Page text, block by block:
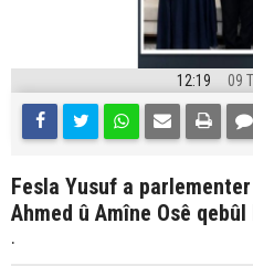
12:19 09
Fesla Yusuf a
Ahmed û Amîne Osê
.